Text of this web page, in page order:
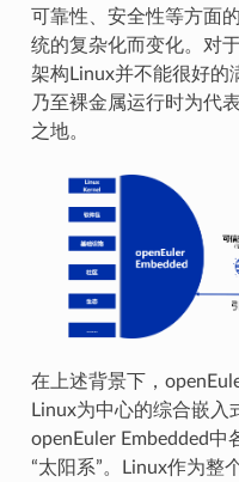
可靠性、安全性等方面
统的复杂化而变化。对
架构Linux并不能很好的
乃至裸金属运行时为代
之地。
在上述背景下，
Linux为中心的综合嵌入
openEuler Embedded
“太阳系”。Linux作为整